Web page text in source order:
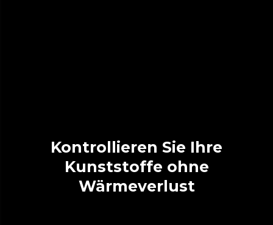
Kontrollieren Sie Ihre
Kunststoffe ohne
Wärmeverlust